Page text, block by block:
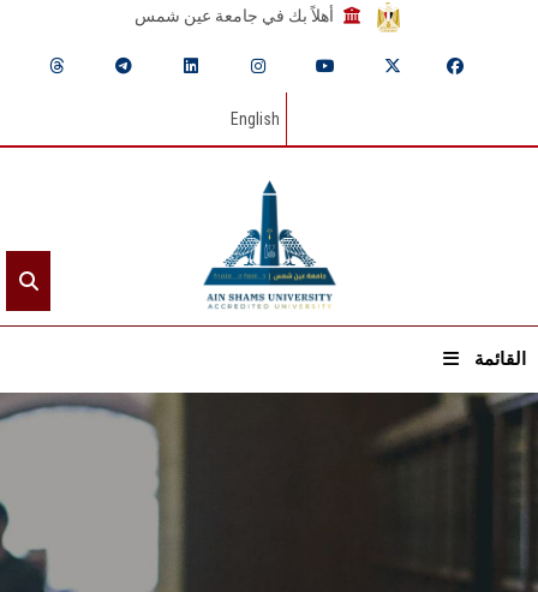
أهلاً بك في جامعة عين شمس
English
القائمة
الرئيسيـة
القطاعـات